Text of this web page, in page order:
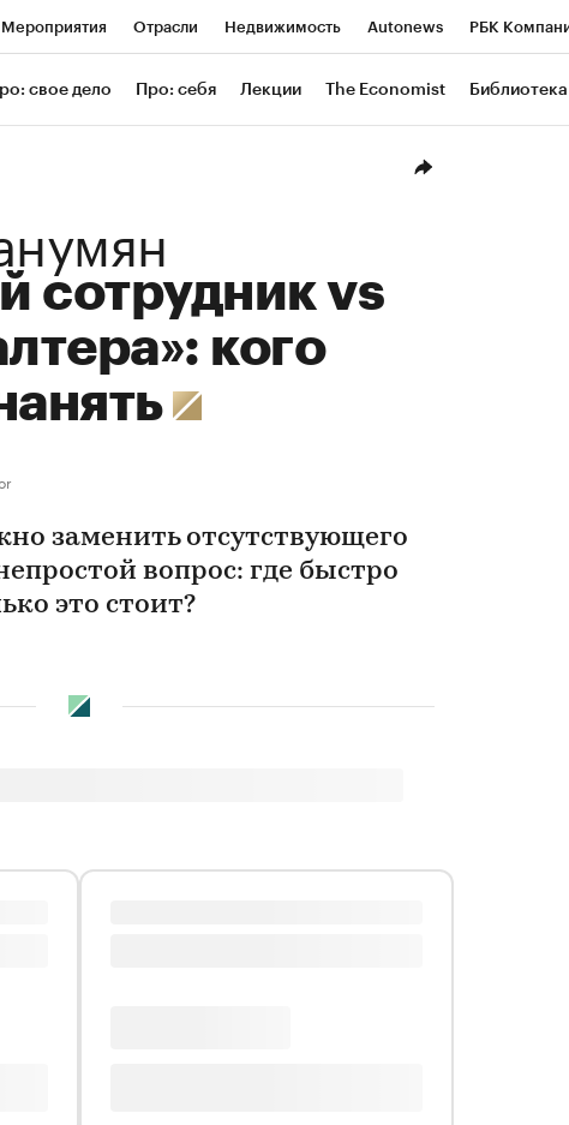
Мероприятия Отрасли Недвижимость Autonews РБК
РБК Life Тренды Визионеры Национальные
свое дело Про: себя Лекции The Economist Библиотека
сотрудник vs
кого
заменить отсутствующего
вопрос: где быстро
это стоит?